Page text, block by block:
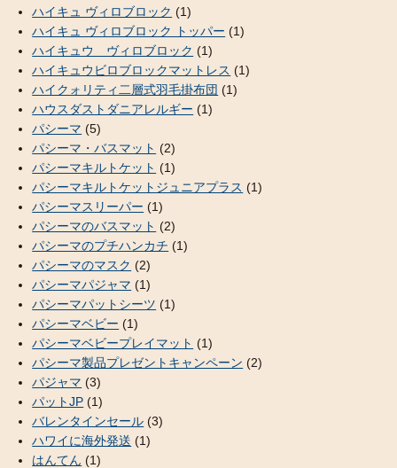
ハイキュ ヴィロブロック (1)
ハイキュ ヴィロブロック トッパー (1)
ハイキュウ ヴィロブロック (1)
ハイキュウビロブロックマットレス (1)
ハイクォリティ二層式羽毛掛布団 (1)
ハウスダストダニアレルギー (1)
パシーマ (5)
パシーマ・バスマット (2)
パシーマキルトケット (1)
パシーマキルトケットジュニアプラス (1)
パシーマスリーパー (1)
パシーマのバスマット (2)
パシーマのプチハンカチ (1)
パシーマのマスク (2)
パシーマパジャマ (1)
パシーマパットシーツ (1)
パシーマベビー (1)
パシーマベビープレイマット (1)
パシーマ製品プレゼントキャンペーン (2)
パジャマ (3)
パットJP (1)
バレンタインセール (3)
ハワイに海外発送 (1)
はんてん (1)